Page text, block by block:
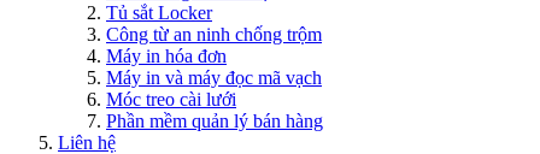
Tủ sắt Locker
Công từ an ninh chống trộm
Máy in hóa đơn
Máy in và máy đọc mã vạch
Móc treo cài lưới
Phần mềm quản lý bán hàng
Liên hệ